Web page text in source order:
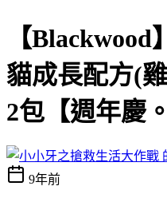
【
貓成長配方(
2包【週年慶
9年前